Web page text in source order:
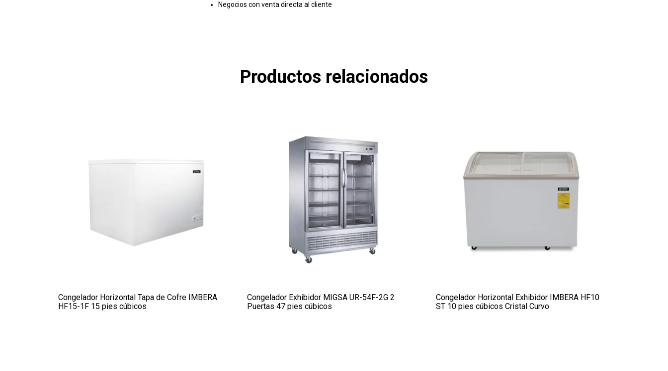
Negocios con venta directa al cliente
Productos relacionados
Congelador Horizontal Tapa de Cofre IMBERA
HF15-1F 15 pies cúbicos
Congelador Exhibidor MIGSA UR-54F-2G 2
Puertas 47 pies cúbicos
Congelador Horizontal Exhibidor IMBERA HF10
ST 10 pies cúbicos Cristal Curvo